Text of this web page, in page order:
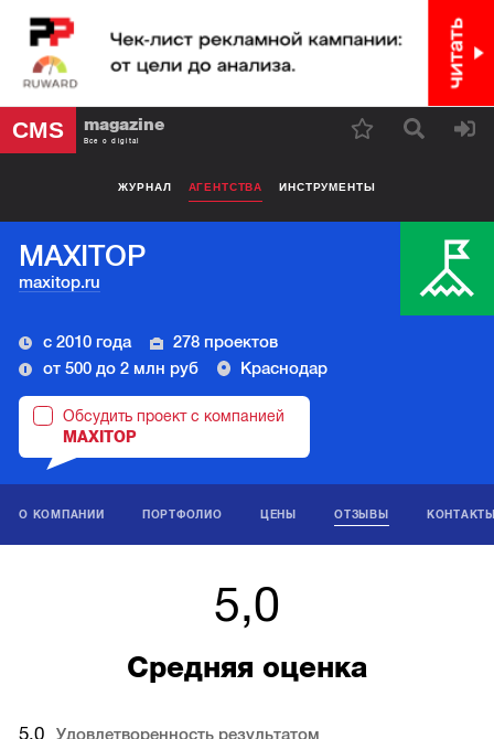
CMS magazine
Все о digital
ЖУРНАЛ АГЕНТСТВА ИНСТРУМЕНТЫ
MAXITOP
maxitop.ru
с 2010 года
278 проектов
от 500 до 2 млн руб
Краснодар
Обсудить проект с компанией
MAXITOP
О КОМПАНИИ ПОРТФОЛИО ЦЕНЫ ОТЗЫВЫ
5,0
Средняя оценка
5,0 Удовлетворенность результатом